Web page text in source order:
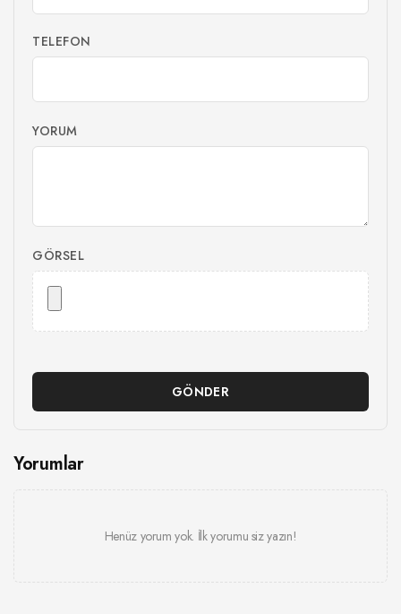
TELEFON
YORUM
GÖRSEL
GÖNDER
Yorumlar
Henüz yorum yok. İlk yorumu siz yazın!